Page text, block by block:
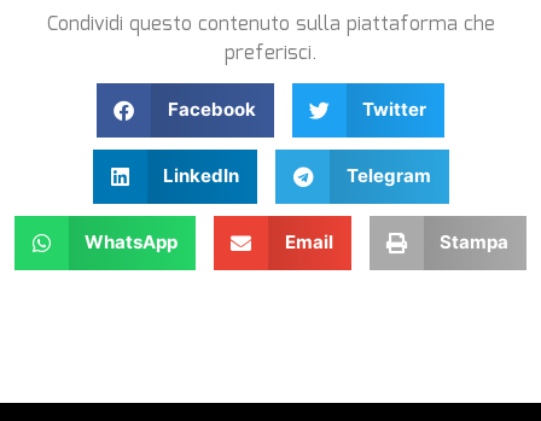
Condividi questo contenuto sulla piattaforma che
preferisci.
Facebook Twitter
LinkedIn Telegram
WhatsApp Email Stampa